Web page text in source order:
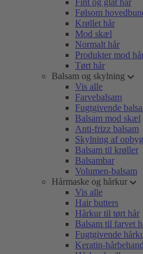
Fint og glat hår
Følsom
Krøllet hår
Mod skæl
Normalt hår
Produkter mod
Tørt hår
Balsam og skylning
Vis alle
Farvebalsam
Fugtgivende
Balsam mod skæl
Anti-frizz balsam
Skylning af
Balsam til krøller
Balsambar
Volumen-balsam
Hårmaske og hårkur
Vis alle
Hair butters
Hårkur til tørt hår
Balsam til farvet
Fugtgivende
Keratin-